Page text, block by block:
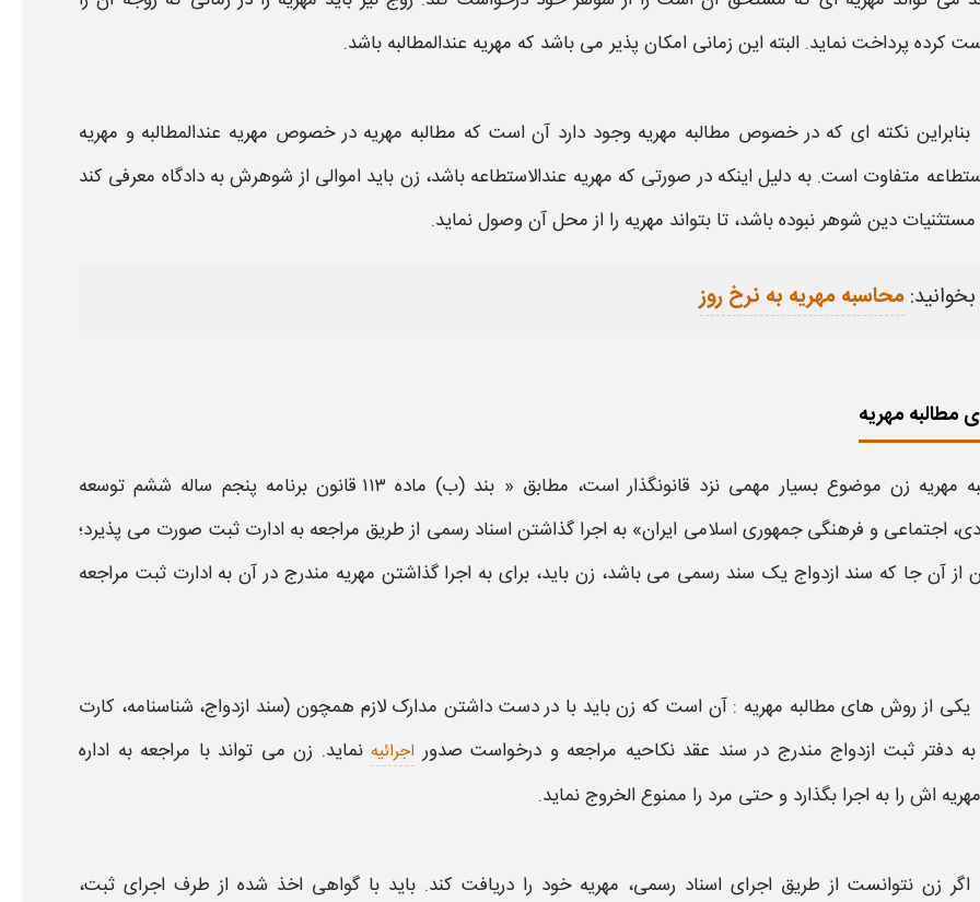
کرده پرداخت نماید. البته این زمانی امکان پذیر می باشد که مهریه عندالمطالبه باشد.
بنابراین نکته ای که در خصوص مطالبه مهریهوجود دارد آن است که مطالبه مهریه در خصوص مهریه عندالمطالبه و مهریه
متفاوت است. به دلیل اینکه در صورتی که مهریه عندالاستطاعه باشد، زن باید اموالی از شوهرش به دادگاه معرفی کند
دین شوهر نبوده باشد، تا بتواند مهریه را از محل آن وصول نماید.
محاسبه مهریه به نرخ روز
مهریه
مهریه زن موضوع بسیار مهمی نزد قانونگذار است،
مطابق « بند (ب) ماده ۱۱۳ قانون برنامه پنجم ساله ششم توسعه
اجتماعی و فرهنگی جمهوری اسلامی ایران» به اجرا گذاشتن اسناد رسمی از طریق مراجعه به ادارت ثبت صورت می پذیرد؛
از آن جا که سند ازدواج یک سند رسمی می باشد، زن باید، برای به اجرا گذاشتن مهریه مندرج در آن به ادارت ثبت مراجعه
یکی از روش های مطالبه مهریه :آن است که زن باید با در دست داشتن مدارک لازم همچون (سند ازدواج، شناسنامه، کارت
دفتر ثبت ازدواج مندرج در سند عقد نکاحیه مراجعه و درخواست صدور اجرائیهنماید. زنمی تواند با مراجعه به اداره
مهریهاش را به اجرا بگذارد و حتی مرد را ممنوع الخروج نماید.
اگر زن نتوانست از طریق اجرای اسناد رسمی، مهریهخود را دریافت کند. باید با گواهی اخذ شده از طرف اجرای ثبت،